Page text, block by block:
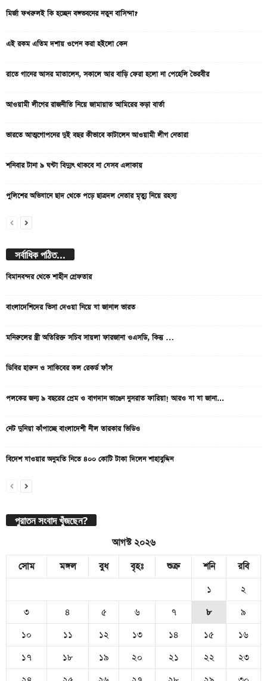
মির্জা ফখরুলই কি হচ্ছেন বঙ্গভবনের নতুন বাসিন্দা?
এই রকম এতিম দশায় ওপেন করা হইলো কেন
রাতে গানের আসর মাতালেন, সকালে আর বাড়ি ফেরা হলো না পেহেলি ভৈরবীর
আওয়ামী লীগের রাজনীতি নিয়ে জামায়াত আমিরের কড়া বার্তা
ভারতে আত্মগোপনের দুই বছর কীভাবে কাটালেন আওয়ামী লীগ নেতারা
শনিবার টানা ৯ ঘণ্টা বিদ্যুৎ থাকবে না যেসব এলাকায়
পুলিশের অভিযানে ছাদ থেকে পড়ে ছাত্রদল নেতার মৃত্যু নিয়ে রহস্য
সর্বাধিক পঠিত...
বিমানবন্দর থেকে শাহীন গ্রেফতার
বাংলাদেশিদের ভিসা দেওয়া নিয়ে যা জানাল ভারত
মনিরুলের স্ত্রী অতিরিক্ত সচিব সায়লা ফারজানা ওএসডি, কিন্তু …
ডিবির হারুন ও সাকিবের কল রেকর্ড ফাঁস
পলকের জন্য ৯ বছরের প্রেম ও বাগদান ভাঙেন নুসরাত ফারিয়া! আরও যা যা জানা...
নেট দুনিয়া কাঁপাচ্ছে বাংলাদেশী নীল তারকার ভিডিও
বিদেশ যাওয়ার অনুমতি নিতে ৪০০ কোটি টাকা দিলেন শাহাবুদ্দিন
পুরাতন সংবাদ খুঁজছেন?
আগস্ট ২০২৬
সোম
মঙ্গল বুধ বৃহঃ শুক্র শনি
রবি
১
২
৩
৪ ৫ ৬ ৭ ৮
৯
১০
১১ ১২ ১৩ ১৪ ১৫
১৬
১৭
১৮ ১৯ ২০ ২১ ২২
২৩